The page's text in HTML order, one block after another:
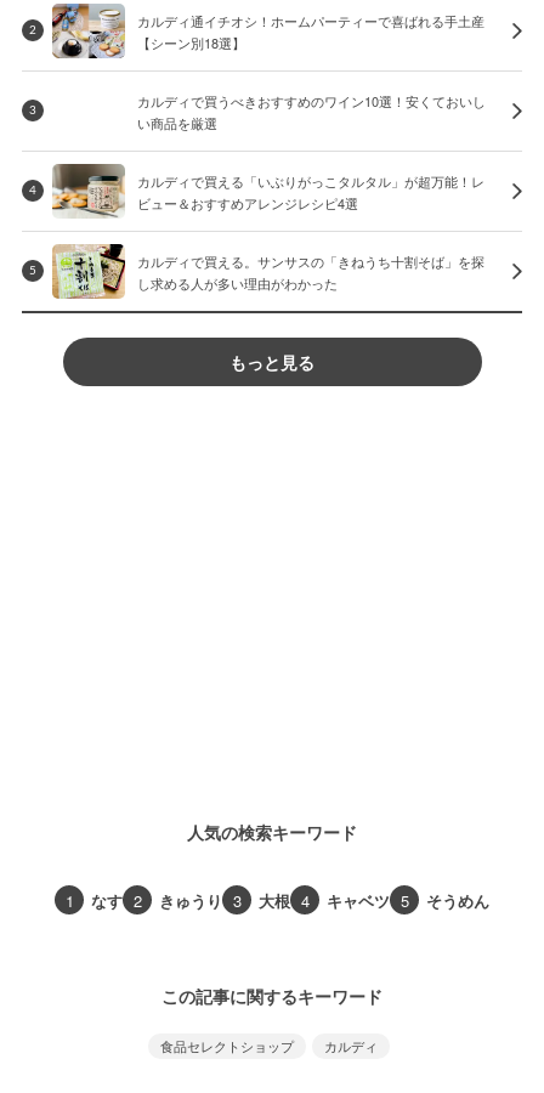
2
カルディ通イチオシ！ホームパーティーで喜ばれる手土産
【シーン別18選】
3
カルディで買うべきおすすめのワイン10選！安くておいし
い商品を厳選
4
カルディで買える「いぶりがっこタルタル」が超万能！レ
ビュー＆おすすめアレンジレシピ4選
5
カルディで買える。サンサスの「きねうち十割そば」を探
し求める人が多い理由がわかった
もっと見る
人気の検索キーワード
1 なす 2 きゅうり 3 大根 4 キャベツ 5 そうめん
この記事に関するキーワード
食品セレクトショップ カルディ